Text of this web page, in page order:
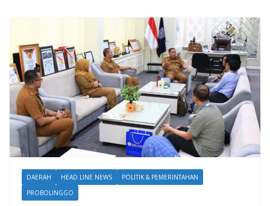
DAERAH HEAD LINE NEWS
POLITIK & PEMERINTAHAN
PROBOLINGGO